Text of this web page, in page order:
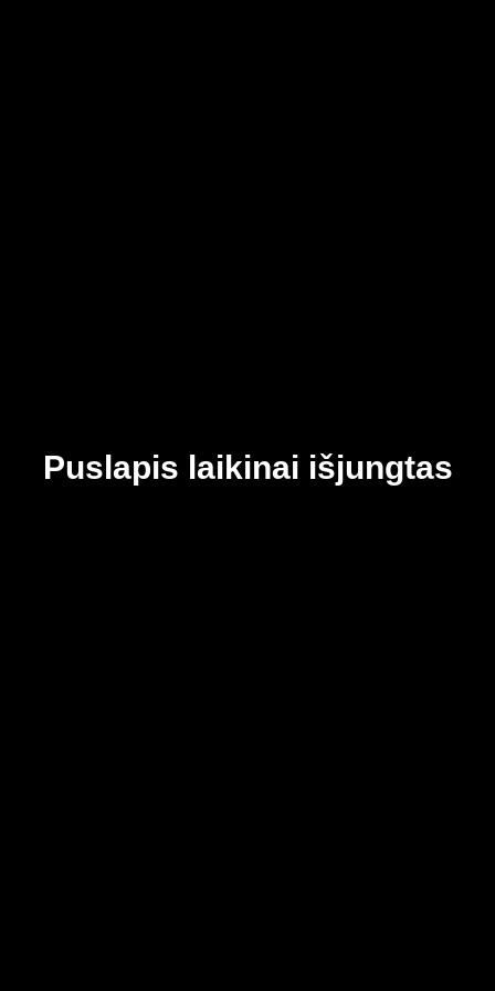
Puslapis laikinai išjungtas